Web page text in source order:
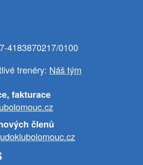
4183870217/0100
trenéry: Náš tým
fakturace
členů